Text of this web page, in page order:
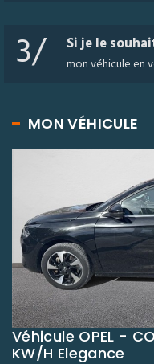
3/ Si je le
mon véhicule en
MON VÉHICULE
Véhicule OPEL -
KW/H Elegance